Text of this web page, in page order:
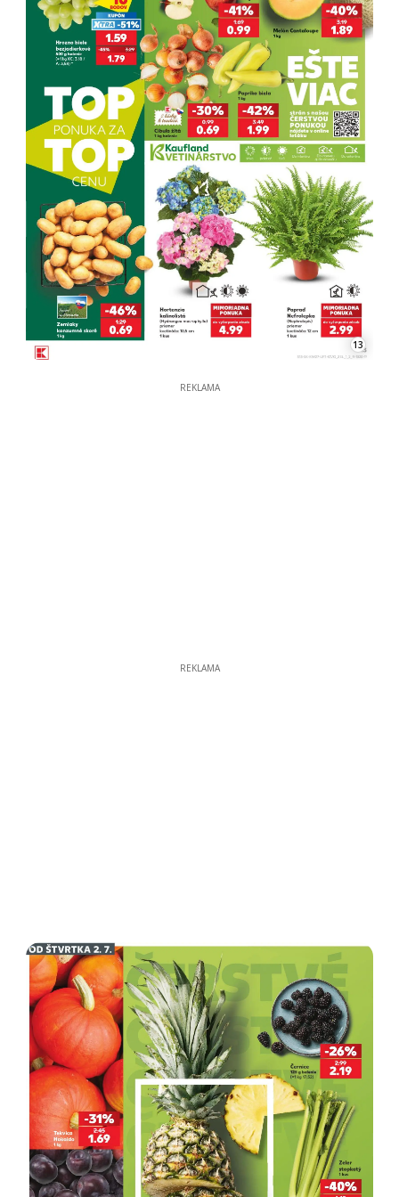
13
REKLAMA
REKLAMA